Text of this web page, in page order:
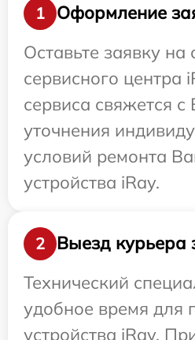
1
Оформление
Оставьте заявку на
сервисного центра
сервиса свяжется
уточнения
условий ремонта
устройства iRay.
2
Выезд курьера
Технический
удобное время для
устройства iRay.